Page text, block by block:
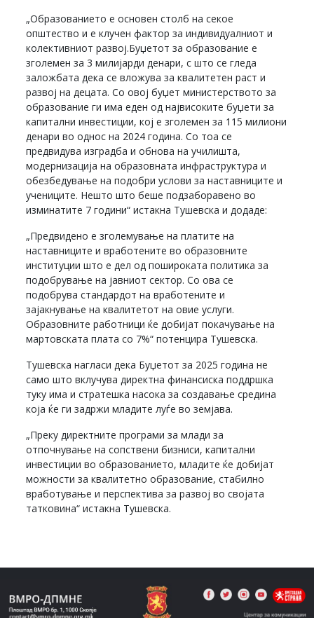
„Образованието е основен столб на секое
општество и е клучен фактор за индивидуалниот и
колективниот развој.Буџетот за образование е
зголемен за 3 милијарди денари, с што се гледа
заложбата дека се вложува за квалитетен раст и
развој на децата. Со овој буџет министерството за
образование ги има еден од највисоките буџети за
капитални инвестиции, кој е зголемен за 115 милиони
денари во однос на 2024 година. Со тоа се
предвидува изградба и обнова на училишта,
модернизација на образовната инфраструктура и
обезбедување на подобри услови за наставниците и
учениците. Нешто што беше подзаборавено во
изминатите 7 години“ истакна Тушевска и додаде:
„Предвидено е зголемување на платите на
наставниците и вработените во образовните
институции што е дел од пошироката политика за
подобрување на јавниот сектор. Со ова се
подобрува стандардот на вработените и
зајакнување на квалитетот на овие услуги.
Образовните работници ќе добијат покачување на
мартовската плата со 7%“ потенцира Тушевска.
Тушевска нагласи дека Буџетот за 2025 година не
само што вклучува директна финансиска поддршка
туку има и стратешка насока за создавање средина
која ќе ги задржи младите луѓе во земјава.
„Преку директните програми за млади за
отпочнување на сопствени бизниси, капитални
инвестиции во образованието, младите ќе добијат
можности за квалитетно образование, стабилно
вработување и перспектива за развој во својата
татковина“ истакна Тушевска.